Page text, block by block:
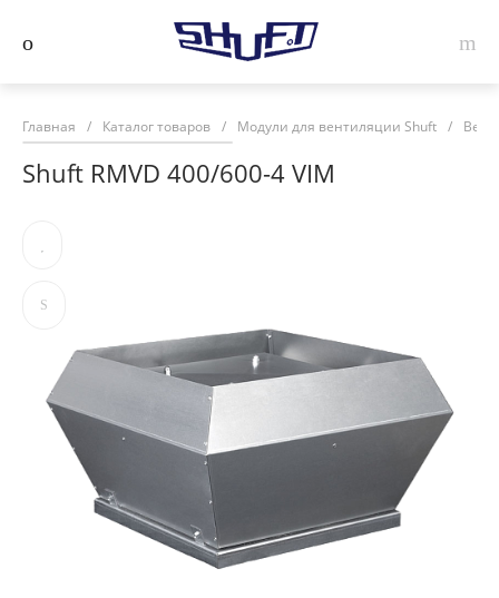
Главная / Каталог товаров / Модули для вентиляции Shuft /
Shuft RMVD 400/600-4 VIM